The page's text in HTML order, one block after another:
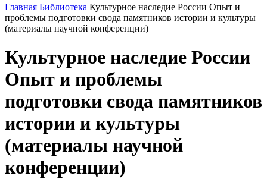
Главная Библиотека Культурное наследие России Опыт и
проблемы подготовки свода памятников истории и культуры
(материалы научной конференции)
Культурное наследие России
Опыт и проблемы
подготовки свода памятников
истории и культуры
(материалы научной
конференции)